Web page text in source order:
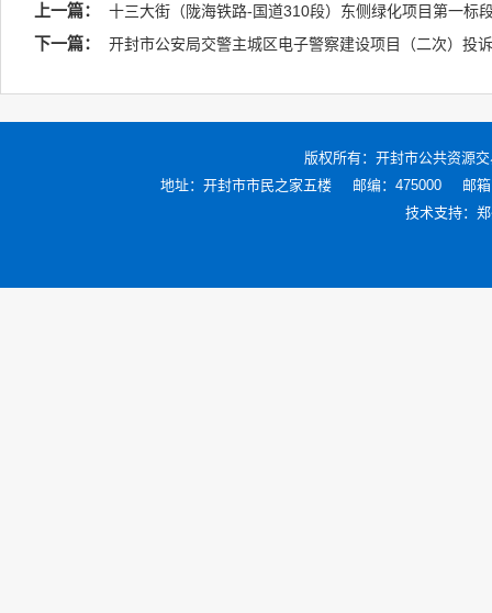
上一篇： 十三大街（陇海铁路-国道310段）东侧绿化项目第一标
下一篇： 开封市公安局交警主城区电子警察建设项目（二次）投
版权所有： 开封市公共资源
地址：开封市市民之家五楼
邮编：475000
邮
技术支持：